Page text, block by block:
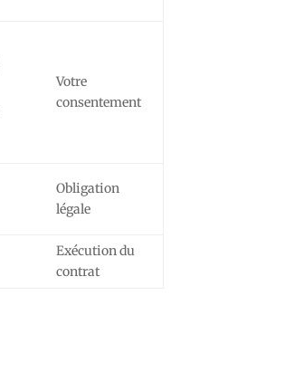
Votre
consentement
Obligation
légale
Exécution du
contrat